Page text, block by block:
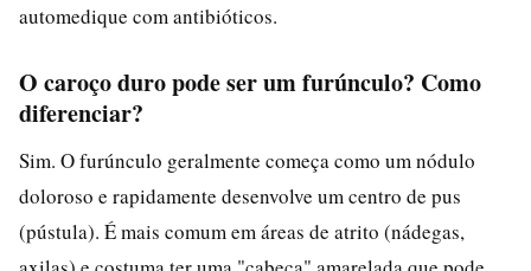
automedique com antibióticos.
O caroço duro pode ser um furúnculo? Como
diferenciar?
Sim. O furúnculo geralmente começa como um nódulo
doloroso e rapidamente desenvolve um centro de pus
(pústula). É mais comum em áreas de atrito (nádegas,